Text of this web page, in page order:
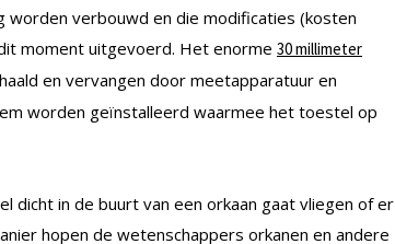
worden verbouwd en die modificaties (kosten
moment uitgevoerd. Het enorme 30 millimeter
en vervangen door meetapparatuur en
worden geïnstalleerd waarmee het toestel op
dicht in de buurt van een orkaan gaat vliegen of er
hopen de wetenschappers orkanen en andere